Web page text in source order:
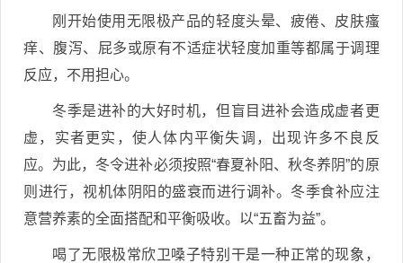
刚开始使用无限极产品的轻度头晕、疲倦、皮肤瘙
痒、腹泻、屁多或原有不适症状轻度加重等都属于调理
反应，不用担心。
冬季是进补的大好时机，但盲目进补会造成虚者更
虚，实者更实，使人体内平衡失调，出现许多不良反
应。为此，冬令进补必须按照“春夏补阳、秋冬养阴”的原
则进行，视机体阴阳的盛衰而进行调补。冬季食补应注
意营养素的全面搭配和平衡吸收。以“五畜为益”。
喝了无限极常欣卫嗓子特别干是一种正常的现象，